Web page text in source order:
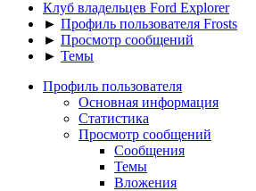
Клуб владельцев Ford Explorer
► Профиль пользователя Frosts
► Просмотр сообщений
► Темы
Профиль пользователя
Основная информация
Статистика
Просмотр сообщений
Сообщения
Темы
Вложения